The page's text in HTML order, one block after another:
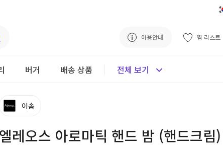
이용안내 찜 리스트
버거 배송 상품 전체 보기
이솝
엘레오스 아로마틱 핸드 밤 (핸드크